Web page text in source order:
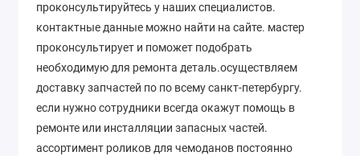
проконсультируйтесь у наших специалистов.
контактные данные можно найти на сайте. мастер
проконсультирует и поможет подобрать
необходимую для ремонта деталь.осуществляем
доставку запчастей по по всему санкт-петербургу.
если нужно сотрудники всегда окажут помощь в
ремонте или инсталляции запасных частей.
ассортимент роликов для чемоданов постоянно